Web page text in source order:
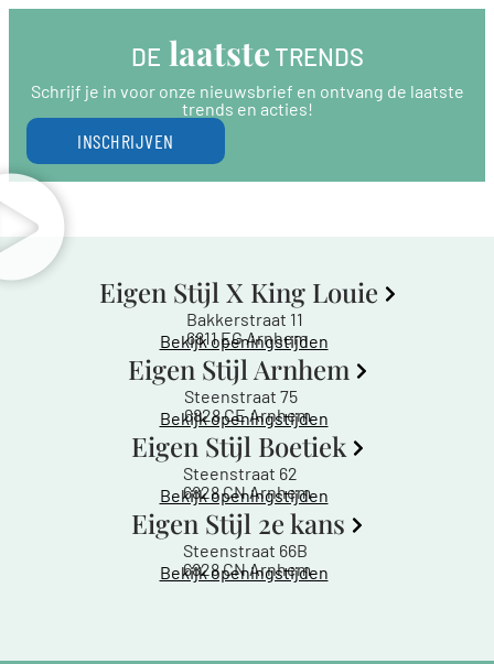
DE laatste TRENDS
Schrijf je in voor onze nieuwsbrief en ontvang de laatste
trends en acties!
INSCHRIJVEN
Eigen Stijl X King Louie
Bakkerstraat 11
6811 EG Arnhem
Bekijk openingstijden
Eigen Stijl Arnhem
Steenstraat 75
6828 CE Arnhem
Bekijk openingstijden
Eigen Stijl Boetiek
Steenstraat 62
6828 CN Arnhem
Bekijk openingstijden
Eigen Stijl 2e kans
Steenstraat 66B
6828 CN Arnhem
Bekijk openingstijden